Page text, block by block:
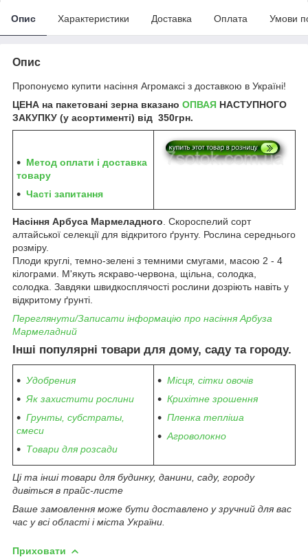
Опис Характеристики Доставка Оплата Умови
Опис
Пропонуємо купити насіння Агромаксі з доставкою в Україні!
ЦЕНА на пакетовані зерна вказано ОПВАЯ НАСТУПНОГО
ЗАКУПКУ (у асортименті) від 350грн.
Метод оплати і доставка
товару
Часті запитання
Насіння Арбуса Мармеладного . Скороспелий сорт
алтайської селекції для відкритого ґрунту. Рослина середнього
розміру.
Плоди круглі, темно-зелені з темними смугами, масою 2 - 4
кілограми. М'якуть яскраво-червона, щільна, солодка,
солодка. Завдяки швидкосплячості рослини дозріють навіть у
відкритому ґрунті.
Переглянути/Записати інформацію про насіння Арбуза
Мармеладний
Інші популярні товари для дому, саду та городу.
Удобрения
Як захистити рослини
Грунты, субстраты,
смеси
Товари для розсади
Місця, сітки овочів
Крихітне зрошення
Пленка тепліша
Агроволокно
Ці та інші товари для будинку, данини, саду, городу
дивіться в прайс-листе
Ваше замовлення може бути доставлено у зручний для вас
час у всі області і міста України.
Приховати